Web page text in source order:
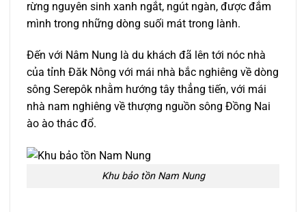
rừng nguyên sinh xanh ngắt, ngút ngàn, được đắm
mình trong những dòng suối mát trong lành.
Đến với Nâm Nung là du khách đã lên tới nóc nhà
của tỉnh Đăk Nông với mái nhà bắc nghiêng về dòng
sông Serepôk nhằm hướng tây thẳng tiến, với mái
nhà nam nghiêng về thượng nguồn sông Đồng Nai
ào ào thác đổ.
Khu bảo tồn Nam Nung